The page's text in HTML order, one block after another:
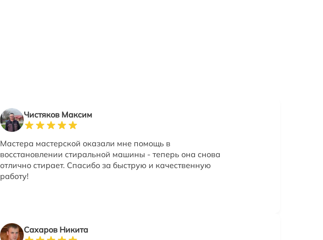
Чистяков Максим
Мастера мастерской оказали мне помощь в
восстановлении стиральной машины - теперь она снова
отлично стирает. Спасибо за быструю и качественную
работу!
Сахаров Никита